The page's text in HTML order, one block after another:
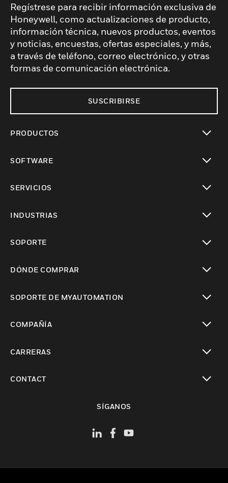
Regístrese para recibir información exclusiva de
Honeywell, como actualizaciones de producto,
información técnica, nuevos productos, eventos
y noticias, encuestas, ofertas especiales, y más,
a través de teléfono, correo electrónico, y otras
formas de comunicación electrónica.
SUSCRIBIRSE
PRODUCTOS
SOFTWARE
SERVICIOS
INDUSTRIAS
SOPORTE
DÓNDE COMPRAR
SOPORTE DE MYAUTOMATION
COMPAÑÍA
CARRERAS
CONTACT
SÍGANOS